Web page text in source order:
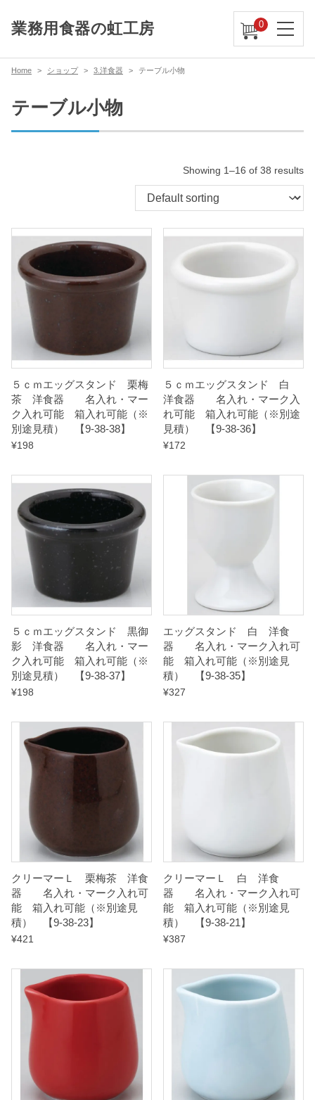
業務用食器の虹工房 0
Home ショップ 3.洋食器 テーブル小物
テーブル小物
Showing 1–16 of 38 results
５ｃｍエッグスタンド 栗梅
茶 洋食器 名入れ・マー
ク入れ可能 箱入れ可能（※
別途見積） 【9-38-38】
¥198
５ｃｍエッグスタンド 白
洋食器 名入れ・マーク入
れ可能 箱入れ可能（※別途
見積） 【9-38-36】
¥172
５ｃｍエッグスタンド 黒御
影 洋食器 名入れ・マー
ク入れ可能 箱入れ可能（※
別途見積） 【9-38-37】
¥198
エッグスタンド 白 洋食
器 名入れ・マーク入れ可
能 箱入れ可能（※別途見
積） 【9-38-35】
¥327
クリーマーＬ 栗梅茶 洋食
器 名入れ・マーク入れ可
能 箱入れ可能（※別途見
積） 【9-38-23】
¥421
クリーマーＬ 白 洋食
器 名入れ・マーク入れ可
能 箱入れ可能（※別途見
積） 【9-38-21】
¥387